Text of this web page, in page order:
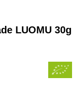
LUOMU 30g
0